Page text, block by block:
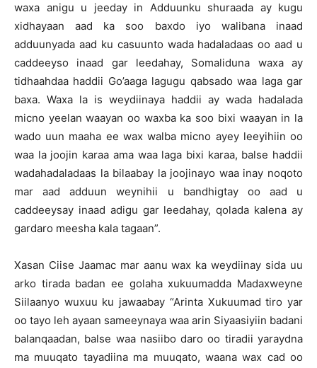
waxa anigu u jeeday in Adduunku shuraada ay kugu
xidhayaan aad ka soo baxdo iyo walibana inaad
adduunyada aad ku casuunto wada hadaladaas oo aad u
caddeeyso inaad gar leedahay, Somaliduna waxa ay
tidhaahdaa haddii Go’aaga lagugu qabsado waa laga gar
baxa. Waxa la is weydiinaya haddii ay wada hadalada
micno yeelan waayan oo waxba ka soo bixi waayan in la
wado uun maaha ee wax walba micno ayey leeyihiin oo
waa la joojin karaa ama waa laga bixi karaa, balse haddii
wadahadaladaas la bilaabay la joojinayo waa inay noqoto
mar aad adduun weynihii u bandhigtay oo aad u
caddeeysay inaad adigu gar leedahay, qolada kalena ay
gardaro meesha kala tagaan”.
Xasan Ciise Jaamac mar aanu wax ka weydiinay sida uu
arko tirada badan ee golaha xukuumadda Madaxweyne
Siilaanyo wuxuu ku jawaabay “Arinta Xukuumad tiro yar
oo tayo leh ayaan sameeynaya waa arin Siyaasiyiin badani
balanqaadan, balse waa nasiibo daro oo tiradii yaraydna
ma muuqato tayadiina ma muuqato, waana wax cad oo